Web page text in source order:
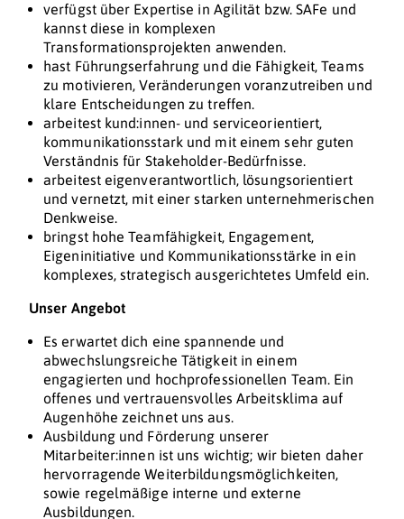
verfügst über Expertise in Agilität bzw. SAFe und
kannst diese in komplexen
Transformationsprojekten anwenden.
hast Führungserfahrung und die Fähigkeit, Teams
zu motivieren, Veränderungen voranzutreiben und
klare Entscheidungen zu treffen.
arbeitest kund:innen- und serviceorientiert,
kommunikationsstark und mit einem sehr guten
Verständnis für Stakeholder-Bedürfnisse.
arbeitest eigenverantwortlich, lösungsorientiert
und vernetzt, mit einer starken unternehmerischen
Denkweise.
bringst hohe Teamfähigkeit, Engagement,
Eigeninitiative und Kommunikationsstärke in ein
komplexes, strategisch ausgerichtetes Umfeld ein.
Unser Angebot
Es erwartet dich eine spannende und
abwechslungsreiche Tätigkeit in einem
engagierten und hochprofessionellen Team. Ein
offenes und vertrauensvolles Arbeitsklima auf
Augenhöhe zeichnet uns aus.
Ausbildung und Förderung unserer
Mitarbeiter:innen ist uns wichtig; wir bieten daher
hervorragende Weiterbildungsmöglichkeiten,
sowie regelmäßige interne und externe
Ausbildungen.